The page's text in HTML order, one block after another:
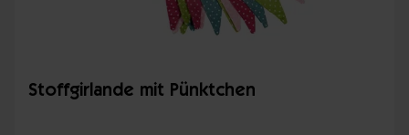
Stoffgirlande mit Pünktchen